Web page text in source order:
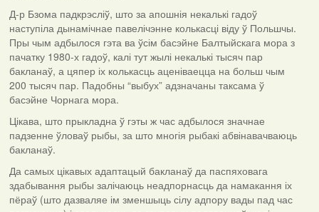
Д-р Бзома падкрэсліў, што за апошнія некалькі гадоў
наступіла дынамічнае павелічэнне колькасці віду ў Польшчы.
Пры чым адбылося гэта ва ўсім басэйне Балтыйскага мора з
пачатку 1980-х гадоў, калі тут жылі некалькі тысяч пар
бакланаў, а цяпер іх колькасць аценіваецца на больш чым
200 тысяч пар. Падобны “выбух” адзначаны таксама ў
басэйне Чорнага мора.
Цікава, што прыкладна ў гэты ж час адбылося значнае
падзенне ўловаў рыбы, за што многія рыбакі абвінавачваюць
бакланаў.
Да самых цікавых адаптацый бакланаў да паспяховага
здабывання рыбы залічаюць неадпорнасць да намакання іх
пёраў (што дазваляе ім зменшыць сілу адпору вады пад час